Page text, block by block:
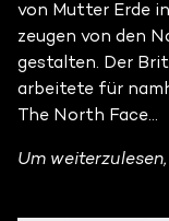
von Mutter Erde
zeugen von den
gestalten. Der
arbeitete für
The North Face...
Um